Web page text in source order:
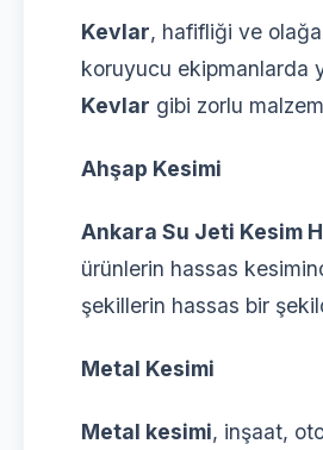
Kevlar, hafifliği ve
koruyucu ekipmanlarda
Kevlar gibi zorlu
Ahşap Kesimi
Ankara Su Jeti Kesim
ürünlerin hassas
şekillerin hassas bir
Metal Kesimi
Metal kesimi, inşaat,